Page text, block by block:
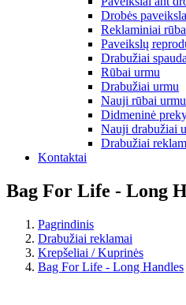
Drobės
Reklaminiai
Paveikslų
Drabužiai
Rūbai urmu
Drabužiai urmu
Nauji rūbai urmu
Didmeninė
Nauji drabužiai
Drabužiai
Kontaktai
Bag For Life - Long
Pagrindinis
Drabužiai reklamai
Krepšeliai / Kuprinės
Bag For Life - Long Handles